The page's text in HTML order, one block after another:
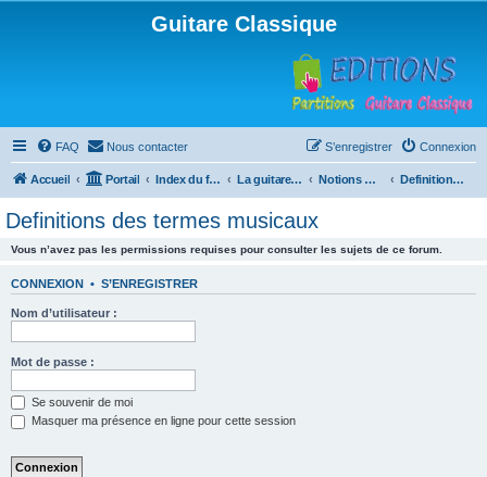
Guitare Classique
FAQ Nous contacter Connexion
S’enregistrer
Accueil Portail Index du forum La guitare : instrument, cours et théorie Notions musicales Definitions des termes musicaux
Definitions des termes musicaux
Vous n’avez pas les permissions requises pour consulter les sujets de ce forum.
CONNEXION • S’ENREGISTRER
Nom d’utilisateur :
Mot de passe :
Se souvenir de moi
Masquer ma présence en ligne pour cette session